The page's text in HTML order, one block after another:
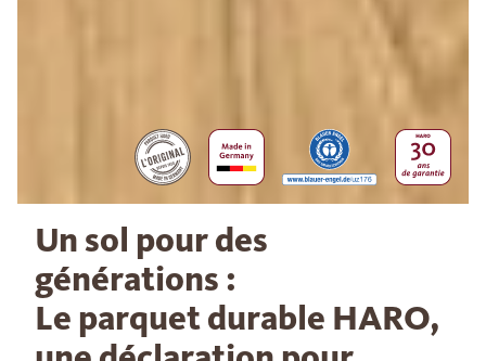
Un sol pour des
générations :
Le parquet durable HARO,